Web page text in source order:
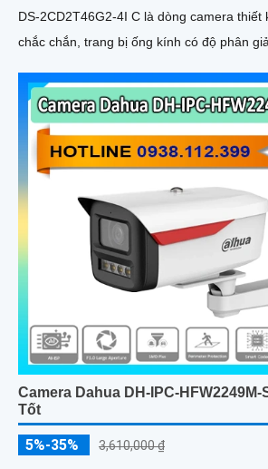
DS-2CD2T46G2-4I C là dòng camera thiết
chắc chắn, trang bị ống kính có độ phân
Camera Dahua DH-IPC-
Tốt
5%-35% 3,610,000 ₫